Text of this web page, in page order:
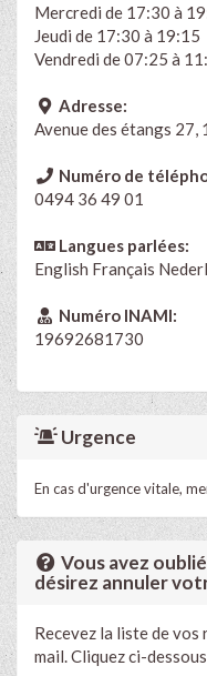
Mercredi de 17:30 à
Jeudi de 17:30 à 19:15
Vendredi de 07:25 à
Adresse:
Avenue des étangs
Numéro de
0494 36 49 01
Langues parlées:
English Français
Numéro INAMI:
19692681730
Urgence
En cas d'urgence vitale,
Vous avez
désirez annuler
Recevez la liste de
mail. Cliquez ci-